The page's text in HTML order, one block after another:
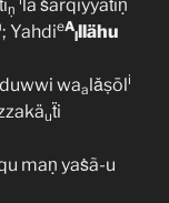
ṇ lā ṡarqiyyaẗiṇ
; YahdieA
lllähu
waalǎṣōl i
uẗi
maṇ yaṡã-u